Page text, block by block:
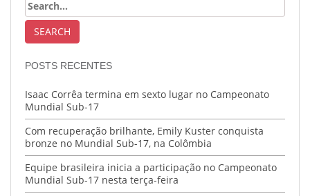
POSTS RECENTES
Isaac Corrêa termina em sexto lugar no Campeonato
Mundial Sub-17
Com recuperação brilhante, Emily Kuster conquista
bronze no Mundial Sub-17, na Colômbia
Equipe brasileira inicia a participação no Campeonato
Mundial Sub-17 nesta terça-feira